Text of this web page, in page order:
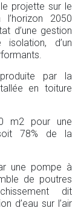
projette sur le
2050
d’une gestion
d’un
par la
en toiture
m2 pour une
78% de la
une pompe à
de poutres
dit
d’eau sur l’air